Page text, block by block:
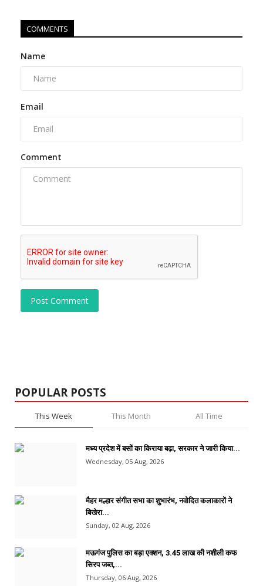
COMMENTS
Name
Email
Comment
Post Comment
POPULAR POSTS
This Week This Month All Time
मध्य प्रदेश में बसों का किराया बढ़ा, सरकार ने जारी किया...
Wednesday, 05 Aug, 2026
मैहर मल्हार संगीत सभा का शुभारंभ, नवोदित कलाकारों ने
बिखेरा...
Sunday, 02 Aug, 2026
मऊगंज पुलिस का बड़ा एक्शन, 3.45 लाख की नशीली कफ
सिरप जब्त,...
Thursday, 06 Aug, 2026